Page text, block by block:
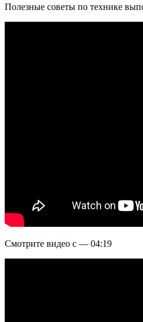
Полезные советы по технике
Смотрите видео с — 04:19